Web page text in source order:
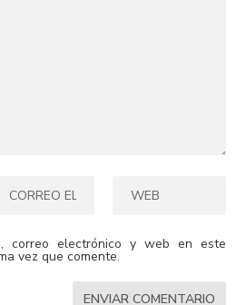
correo electrónico y web en este
vez que comente.